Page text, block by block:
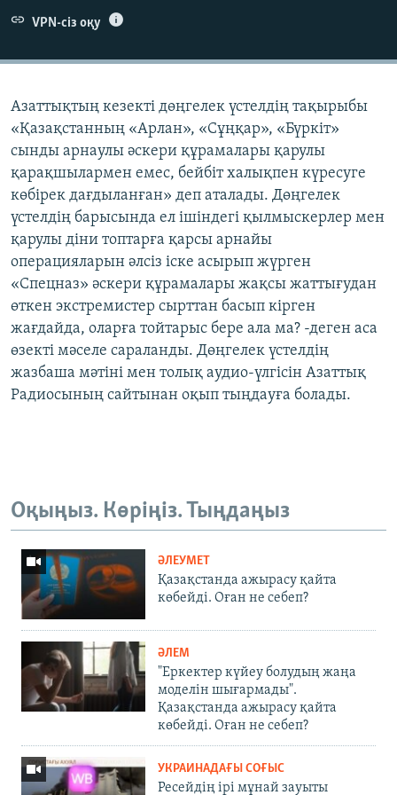
ЖАЗЫЛЫҢЫЗ
VPN-сіз оқу
Азаттықтың кезекті дөңгелек үстелдің тақырыбы
«Қазақстанның «Арлан», «Сұңқар», «Бүркіт»
сынды арнаулы әскери құрамалары қарулы
қарақшылармен емес, бейбіт халықпен күресуге
көбірек дағдыланған» деп аталады. Дөңгелек
үстелдің барысында ел ішіндегі қылмыскерлер мен
қарулы діни топтарға қарсы арнайы
операцияларын әлсіз іске асырып жүрген
«Спецназ» әскери құрамалары жақсы жаттығудан
өткен экстремистер сырттан басып кірген
жағдайда, оларға тойтарыс бере ала ма? -деген аса
өзекті мәселе сараланды. Дөңгелек үстелдің
жазбаша мәтіні мен толық аудио-үлгісін Азаттық
Радиосының сайтынан оқып тыңдауға болады.
Оқыңыз. Көріңіз. Тыңдаңыз
ӘЛЕУМЕТ
Қазақстанда ажырасу қайта
көбейді. Оған не себеп?
ӘЛЕМ
"Еркектер күйеу болудың жаңа
моделін шығармады".
Қазақстанда ажырасу қайта
көбейді. Оған не себеп?
УКРАИНАДАҒЫ СОҒЫС
Ресейдің ірі мұнай зауыты